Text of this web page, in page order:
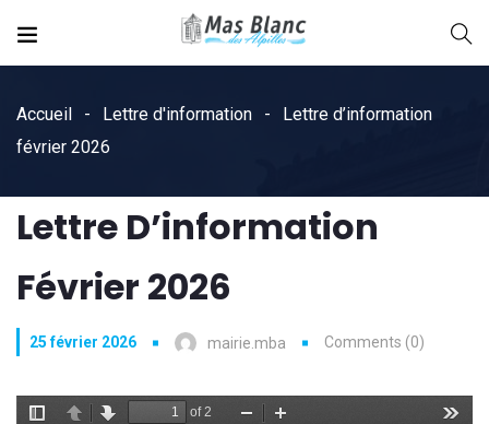
Accueil Lettre d'information
Lettre d’information
février 2026
Lettre D’information
Février 2026
25 février 2026 mairie.mba Comments (0)